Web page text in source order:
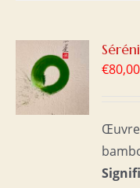
€80,00
Œuvre